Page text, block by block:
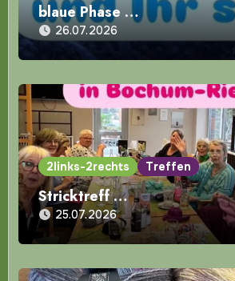
blaue Phase …
26.07.2026
2links-2rechts Treffen
Stricktreff …
25.07.2026